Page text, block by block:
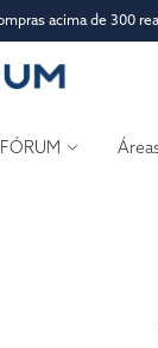
acima de 300